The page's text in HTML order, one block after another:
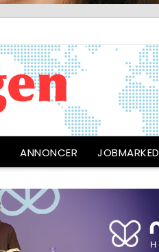
ANNONCER JOBMARKED